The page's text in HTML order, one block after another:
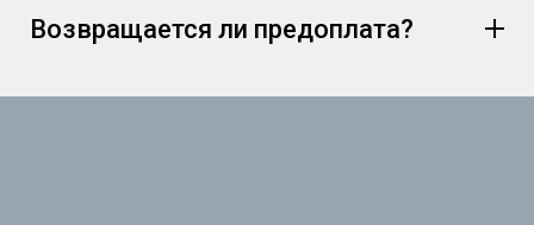
Возвращается ли предоплата?